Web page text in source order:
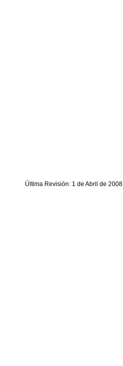
Última Revisión: 1 de Abril de 2008